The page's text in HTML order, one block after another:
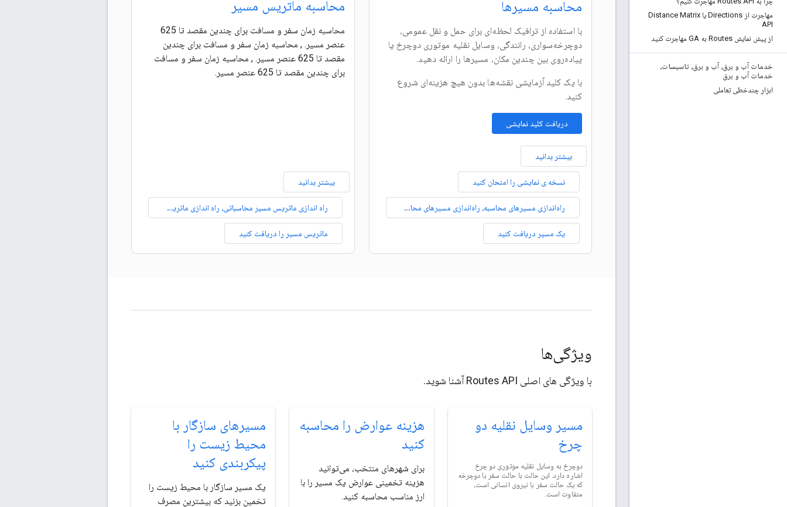
مهاجرت از Directions یا Distance Matrix
API
از پیش نمایش Routes به GA مهاجرت کنید
خدمات آب و برق، آب و برق، تاسیسات،
خدمات آب و برق
ابزار چندخطی تعاملی
محاسبه مسیرها
با استفاده از ترافیک لحظه‌ای برای حمل و نقل عمومی،
دوچرخه‌سواری، رانندگی، وسایل نقلیه موتوری دوچرخ یا
پیاده‌روی بین چندین مکان، مسیرها را ارائه دهید.
با یک کلید آزمایشی نقشه‌ها بدون هیچ هزینه‌ای شروع
کنید.
دریافت کلید نمایشی
بیشتر بدانید
نسخه ی نمایشی را امتحان کنید
راه‌اندازی مسیرهای محاسبه، راه‌اندازی مسیرهای محاسباتی، راه‌اندازی مسیرهای محاسبه
یک مسیر دریافت کنید
محاسبه ماتریس مسیر
محاسبه زمان سفر و مسافت برای چندین مقصد تا 625
عنصر مسیر. , محاسبه زمان سفر و مسافت برای چندین
مقصد تا 625 عنصر مسیر. , محاسبه زمان سفر و مسافت
برای چندین مقصد تا 625 عنصر مسیر.
بیشتر بدانید
راه اندازی ماتریس مسیر محاسباتی، راه اندازی ماتریس مسیر محاسباتی، تنظیم ماتریس مسیر محاسبه
ماتریس مسیر را دریافت کنید
ویژگی‌ها
با ویژگی های اصلی Routes API آشنا شوید.
مسیر وسایل نقلیه دو
چرخ
دوچرخ به وسایل نقلیه موتوری دو چرخ
اشاره دارد. این حالت با حالت سفر با دوچرخه
که یک حالت سفر با نیروی انسانی است،
متفاوت است.
هزینه عوارض را محاسبه
کنید
برای شهرهای منتخب، می‌توانید
هزینه تخمینی عوارض یک مسیر را با
ارز مناسب محاسبه کنید.
مسیرهای سازگار با
محیط زیست را
پیکربندی کنید
یک مسیر سازگار با محیط زیست را
تخمین بزنید که بیشترین مصرف